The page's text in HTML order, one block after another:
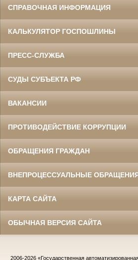
СПРАВОЧНАЯ ИНФОРМАЦИЯ
КАЛЬКУЛЯТОР ГОСПОШЛИНЫ
ПРЕСС-СЛУЖБА
СУДЫ СУБЪЕКТА РФ
ВАКАНСИИ
ПРОТИВОДЕЙСТВИЕ КОРРУПЦИИ
ОБРАЩЕНИЯ ГРАЖДАН
ВНЕПРОЦЕССУАЛЬНЫЕ
КАРТА САЙТА
ОБЫЧНАЯ ВЕРСИЯ САЙТА
2006-2026 «Государственная